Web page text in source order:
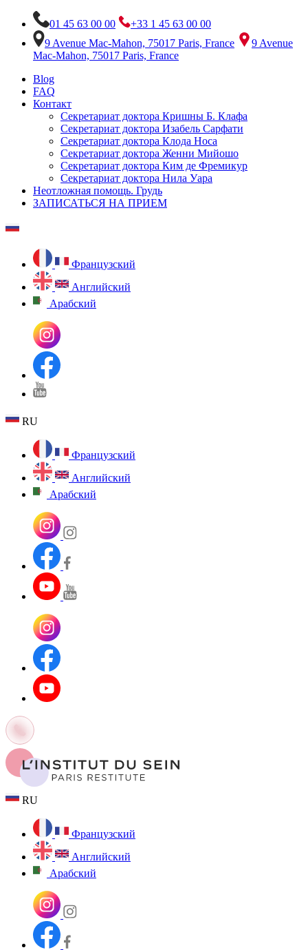
01 45 63 00 00
+33 1 45 63 00 00
9 Avenue Mac-Mahon, 75017 Paris, France
9 Avenue
Mac-Mahon, 75017 Paris, France
Blog
FAQ
Контакт
Секретариат доктора Кришны Б. Клафа
Секретариат доктора Изабель Сарфати
Секретариат доктора Клода Носа
Секретариат доктора Женни Мийошо
Секретариат доктора Ким де Фремикур
Секретариат доктора Нила Уара
Неотложная помощь. Грудь
ЗАПИСАТЬСЯ НА ПРИЕМ
Французский
Английский
Арабский
RU
Французский
Английский
Арабский
RU
Французский
Английский
Арабский